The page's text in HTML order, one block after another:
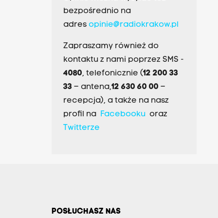
bezpośrednio na
adres opinie@radiokrakow.pl
Zapraszamy również do
kontaktu z nami poprzez SMS -
4080, telefonicznie (12 200 33
33– antena,12 630 60 00 –
recepcja), a także na nasz
profil na Facebookuoraz
Twitterze
POSŁUCHASZ NAS